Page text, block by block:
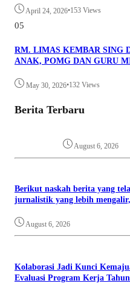
April 24, 2026•153 Views
05
RM. LIMAS KEMBAR SING
ANAK, POMG DAN GURU
May 30, 2026•132 Views
Berita Terbaru
August 6, 2026
Berikut naskah berita yang
jurnalistik yang lebih
August 6, 2026
Kolaborasi Jadi Kunci
Evaluasi Program Kerja